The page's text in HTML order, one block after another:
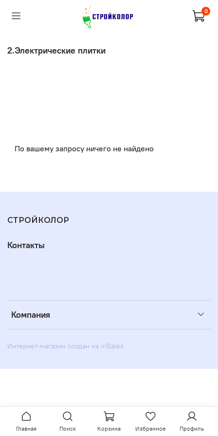
0
2.Электрические плитки
По вашему запросу ничего не найдено
СТРОЙКОЛОР
Компания
Контакты
Интернет-магазин создан на inSales
Главная Поиск Корзина Избранное Профиль